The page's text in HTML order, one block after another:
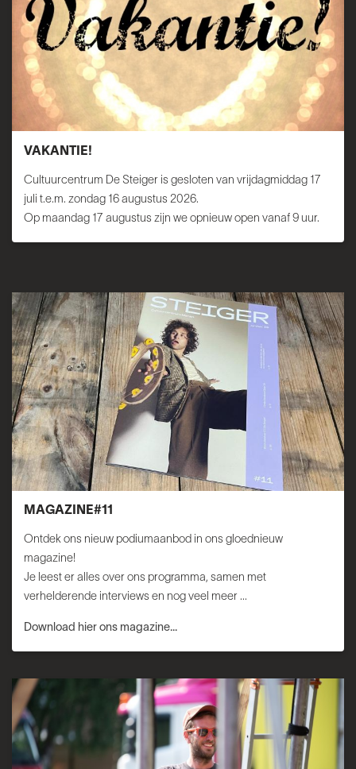
VAKANTIE!
Cultuurcentrum De Steiger is gesloten van vrijdagmiddag 17
juli t.e.m. zondag 16 augustus 2026.
Op maandag 17 augustus zijn we opnieuw open vanaf 9 uur.
MAGAZINE#11
Ontdek ons nieuw podiumaanbod in ons gloednieuw
magazine!
Je leest er alles over ons programma, samen met
verhelderende interviews en nog veel meer ...
Download hier ons magazine...